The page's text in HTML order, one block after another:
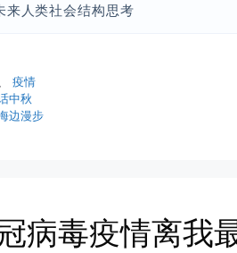
来人类社会结构思考
疫情
中秋
边漫步
冠病毒疫情离我